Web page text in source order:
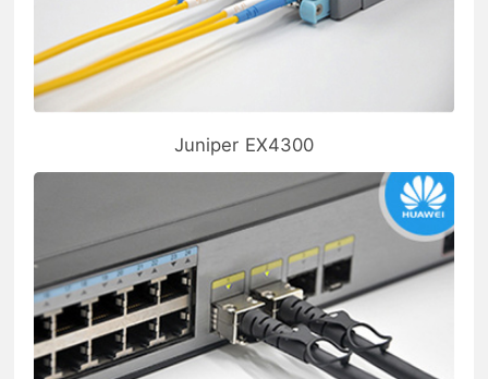
Juniper EX4300